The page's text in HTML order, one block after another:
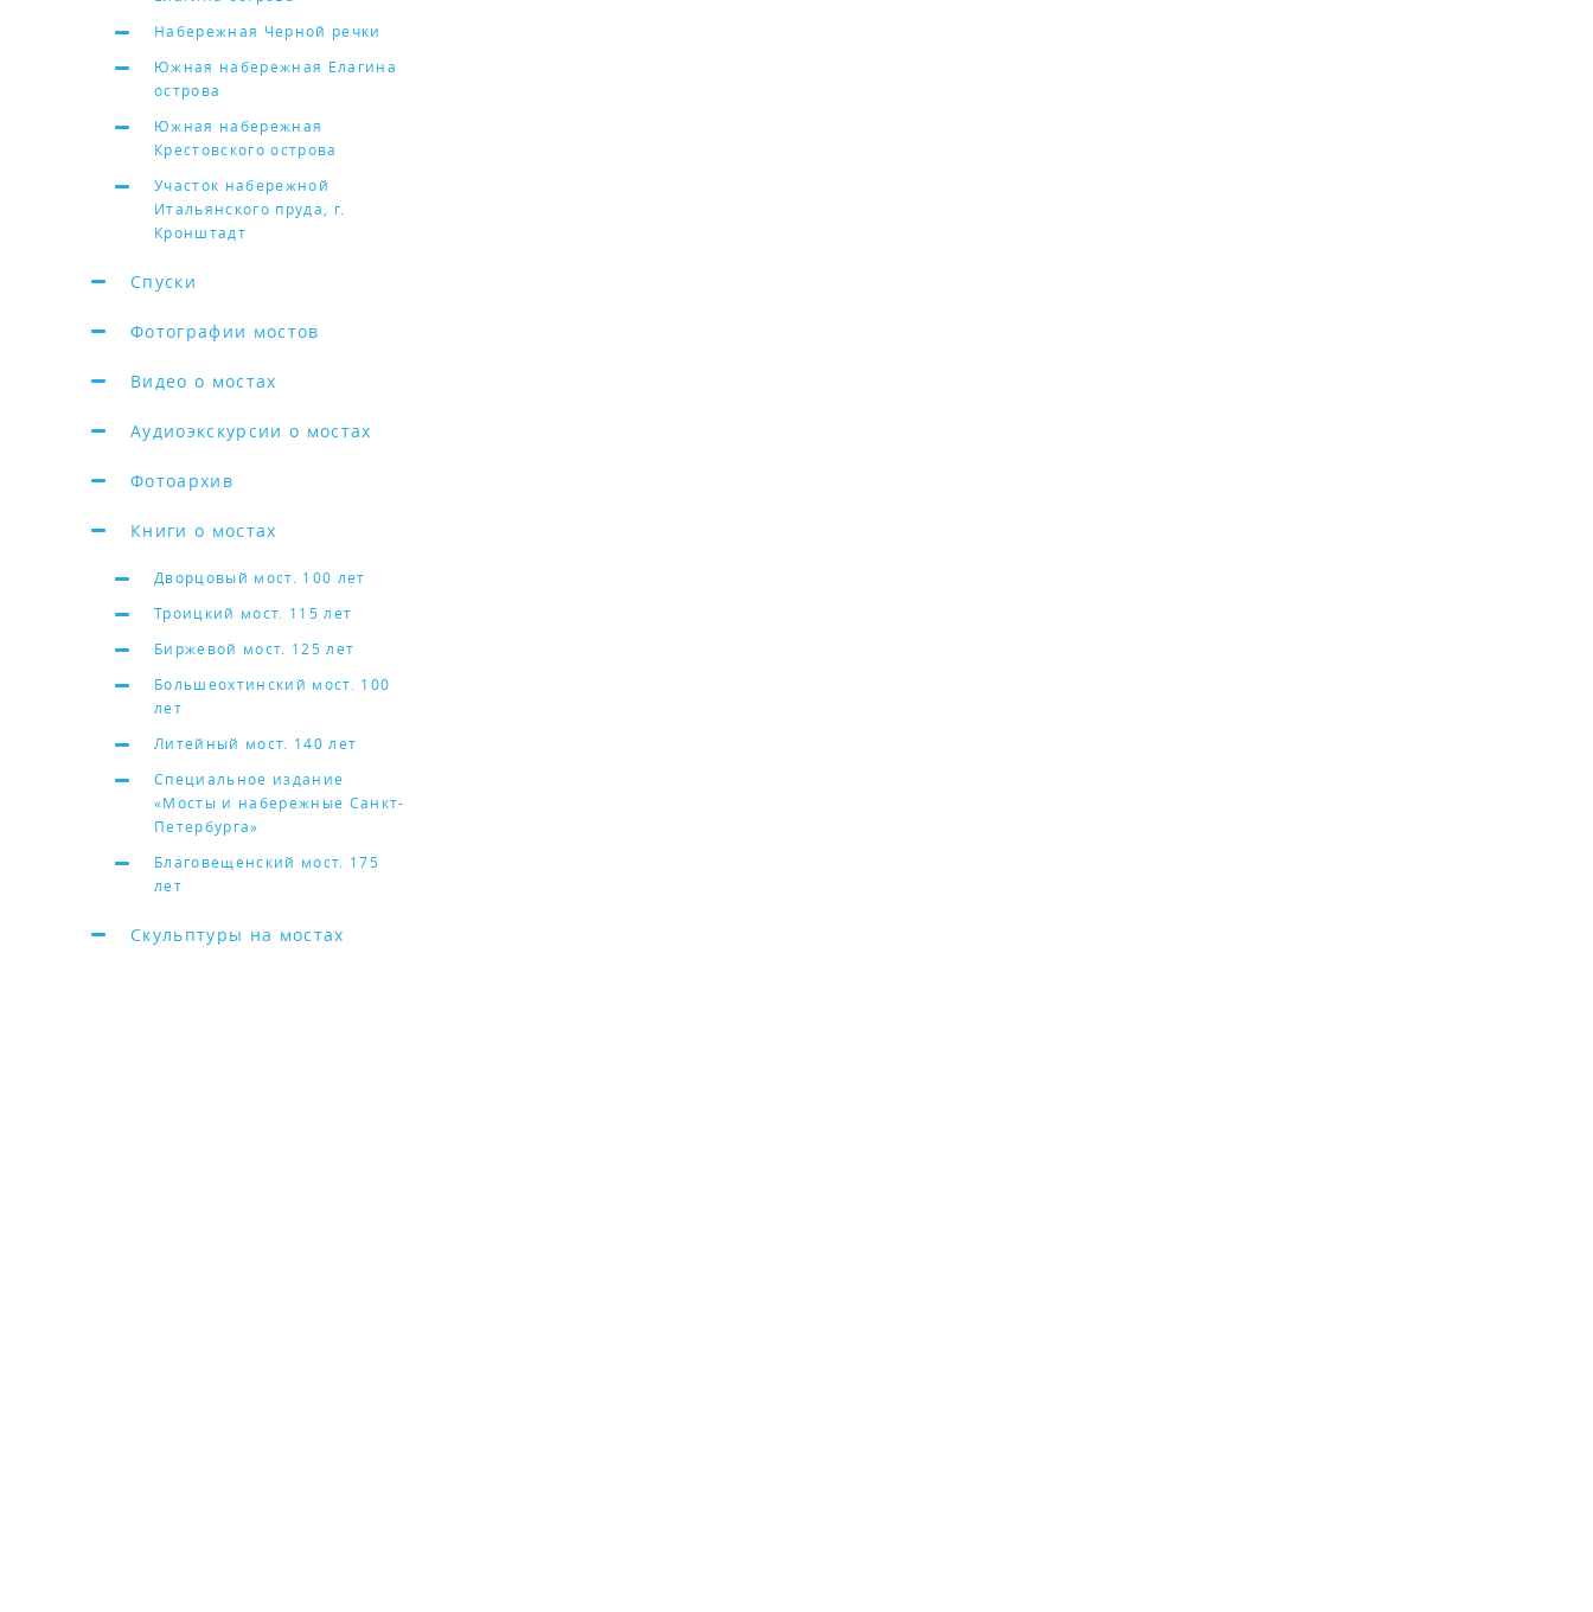
Набережная Черной речки
Южная набережная Елагина
острова
Южная набережная
Крестовского острова
Участок набережной
Итальянского пруда, г.
Кронштадт
Спуски
Фотографии мостов
Видео о мостах
Аудиоэкскурсии о мостах
Фотоархив
Книги о мостах
Дворцовый мост. 100 лет
Троицкий мост. 115 лет
Биржевой мост. 125 лет
Большеохтинский мост. 100
лет
Литейный мост. 140 лет
Специальное издание
«Мосты и набережные Санкт-
Петербурга»
Благовещенский мост. 175
лет
Скульптуры на мостах